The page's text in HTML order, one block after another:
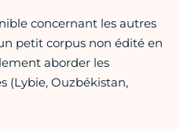
concernant les autres
petit corpus non édité en
aborder les
(Lybie, Ouzbékistan,